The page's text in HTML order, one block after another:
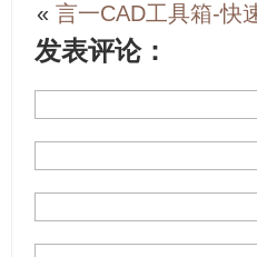
« 言一CAD工具箱-快
发表评论：